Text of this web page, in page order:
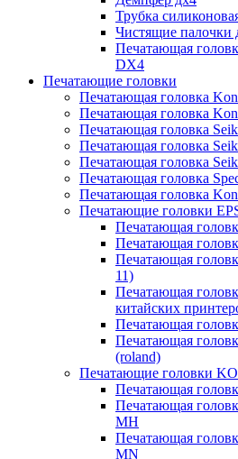
Трубка
Чистящие палочки
Печатающая
DX4
Печатающие головки
Печатающая головка
Печатающая головка
Печатающая головка
Печатающая головка
Печатающая головка
Печатающая головка
Печатающая головка
Печатающие головки
Печатающая
Печатающая
Печатающая
11)
Печатающая
китайских
Печатающая
Печатающая
(roland)
Печатающие головки
Печатающая
Печатающая
MH
Печатающая
MN